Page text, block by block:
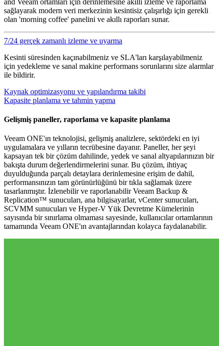
sağlayarak modern veri merkezinin kesintisiz çalışırlığı için gerekli
olan 'morning coffee' panelini ve akıllı raporları sunar.
7/24 gerçek zamanlı izleme ve uyarma
Kesinti süresinden kaçınabilmeniz ve SLA'ları karşılayabilmeniz
için yedekleme ve sanal makine performans sorunlarını size alarmlar
ile bildirir.
Kaynak optimizasyonu ve yapılandırma takibi
Kapasite planlama ve tahmin yapma
Gelişmiş paneller, raporlama ve kapasite planlama
Veeam ONE'ın teknolojisi, gelişmiş analizlere, sektördeki en iyi
uygulamalara ve yılların tecrübesine dayanır. Paneller, her şeyi
kapsayan tek bir çözüm dahilinde, yedek ve sanal altyapılarınızın bir
bakışta durum değerlendirmelerini sunar. Bu çözüm, ihtiyaç
duyulduğunda parçalı detaylara derinlemesine erişim de dahil,
performansınızın tam görünürlüğünü bir tıkla sağlamak üzere
tasarlanmıştır. İzlenebilir ve raporlanabilir Veeam Backup &
Replication™ sunucuları, ana bilgisayarlar, vCenter sunucuları,
SCVMM sunucuları ve Hyper-V Yük Devretme Kümelerinin
sayısında bir sınırlama olmaması sayesinde, kullanıcılar ortamlarının
tamamında Veeam ONE'ın avantajlarından kolayca faydalanabilir.